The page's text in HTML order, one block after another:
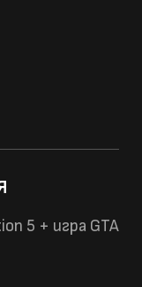
5 + игра GTA